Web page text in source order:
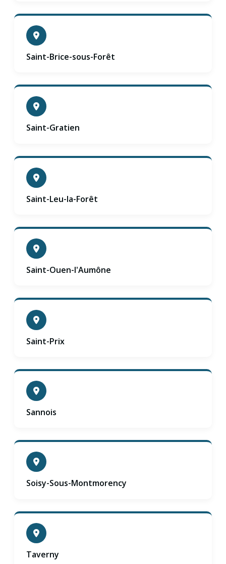
Saint-Brice-sous-Forêt
Saint-Gratien
Saint-Leu-la-Forêt
Saint-Ouen-l'Aumône
Saint-Prix
Sannois
Soisy-Sous-Montmorency
Taverny